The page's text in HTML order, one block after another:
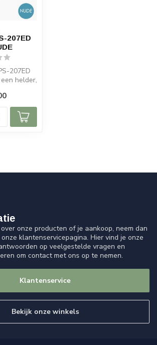
207ED
207ED
helder,
onze producten of je aankoop, neem dan
klantenservicepagina. Hier vind je onze
op veelgestelde vragen en
om contact met ons op te nemen.
Klantenservice
Bekijk onze winkels